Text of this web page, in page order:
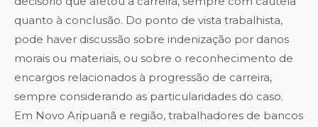
quanto à conclusão. Do ponto de vista trabalhista,
pode haver discussão sobre indenização por danos
morais ou materiais, ou sobre o reconhecimento de
encargos relacionados à progressão de carreira,
sempre considerando as particularidades do caso.
Em Novo Aripuanã e região, trabalhadores de bancos